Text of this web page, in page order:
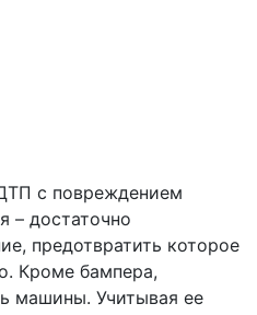
с повреждением
– достаточно
предотвратить которое
Кроме бампера,
машины. Учитывая ее